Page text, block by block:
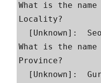
What is the
Locality?
What is the
Province?